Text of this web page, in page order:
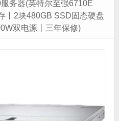
务器(英特尔至强6710E
丨2块480GB SSD固态硬盘
双电源丨三年保修)